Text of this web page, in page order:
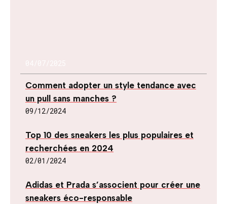
Comment adopter un style tendance avec
un pull sans manches ?
09/12/2024
Top 10 des sneakers les plus populaires et
recherchées en 2024
02/01/2024
Adidas et Prada s’associent pour créer une
sneakers éco-responsable